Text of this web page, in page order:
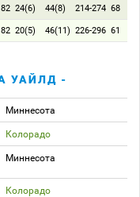
82 24(6) 44(8) 214-274 68
82 20(5) 46(11) 226-296 61
УАЙЛД -
Миннесота
Колорадо
Миннесота
Колорадо